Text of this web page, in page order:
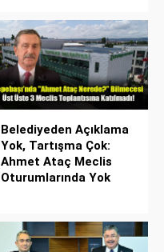
Belediyeden Açıklama
Yok, Tartışma Çok:
Ahmet Ataç Meclis
Oturumlarında Yok